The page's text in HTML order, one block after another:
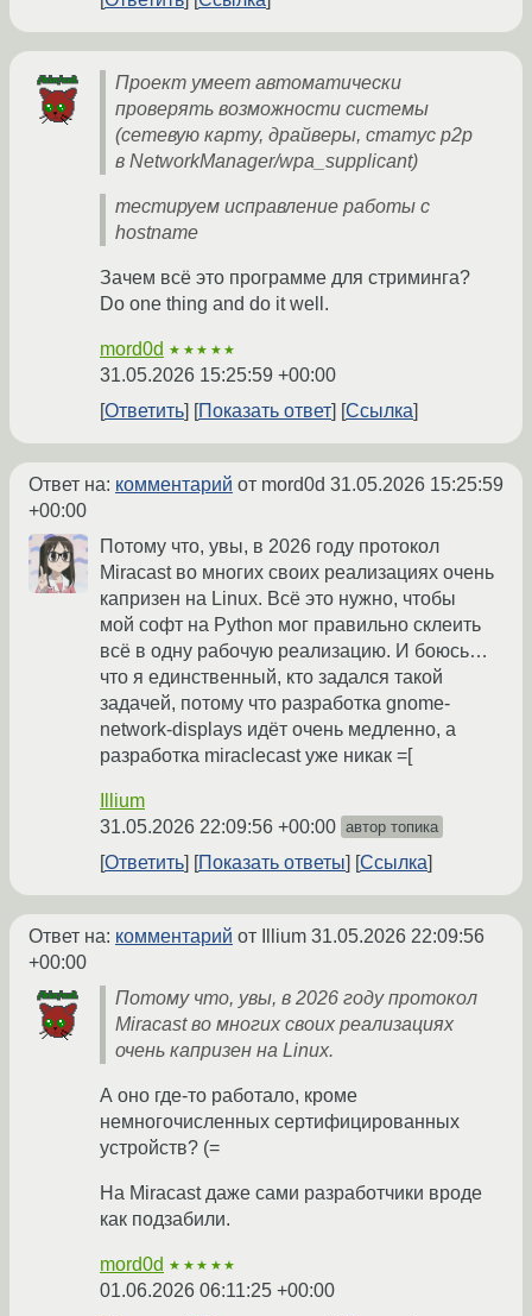
Проект умеет автоматически
проверять возможности системы
(сетевую карту, драйверы, статус p2p
в NetworkManager/wpa_supplicant)
тестируем исправление работы с
hostname
Зачем всё это программе для стриминга?
Do one thing and do it well.
mord0d ★★★★★
31.05.2026 15:25:59 +00:00
Ответить
Показать ответ Ссылка
Ответ на: комментарий от mord0d 31.05.2026 15:25:59
+00:00
Потому что, увы, в 2026 году протокол
Miracast во многих своих реализациях очень
капризен на Linux. Всё это нужно, чтобы
мой софт на Python мог правильно склеить
всё в одну рабочую реализацию. И боюсь…
что я единственный, кто задался такой
задачей, потому что разработка gnome-
network-displays идёт очень медленно, а
разработка miraclecast уже никак =[
Illium
31.05.2026 22:09:56 +00:00 автор топика
Ответить Показать ответы Ссылка
Ответ на: комментарий от Illium 31.05.2026 22:09:56
+00:00
Потому что, увы, в 2026 году протокол
Miracast во многих своих реализациях
очень капризен на Linux.
А оно где-то работало, кроме
немногочисленных сертифицированных
устройств? (=
На Miracast даже сами разработчики вроде
как подзабили.
mord0d ★★★★★
01.06.2026 06:11:25 +00:00